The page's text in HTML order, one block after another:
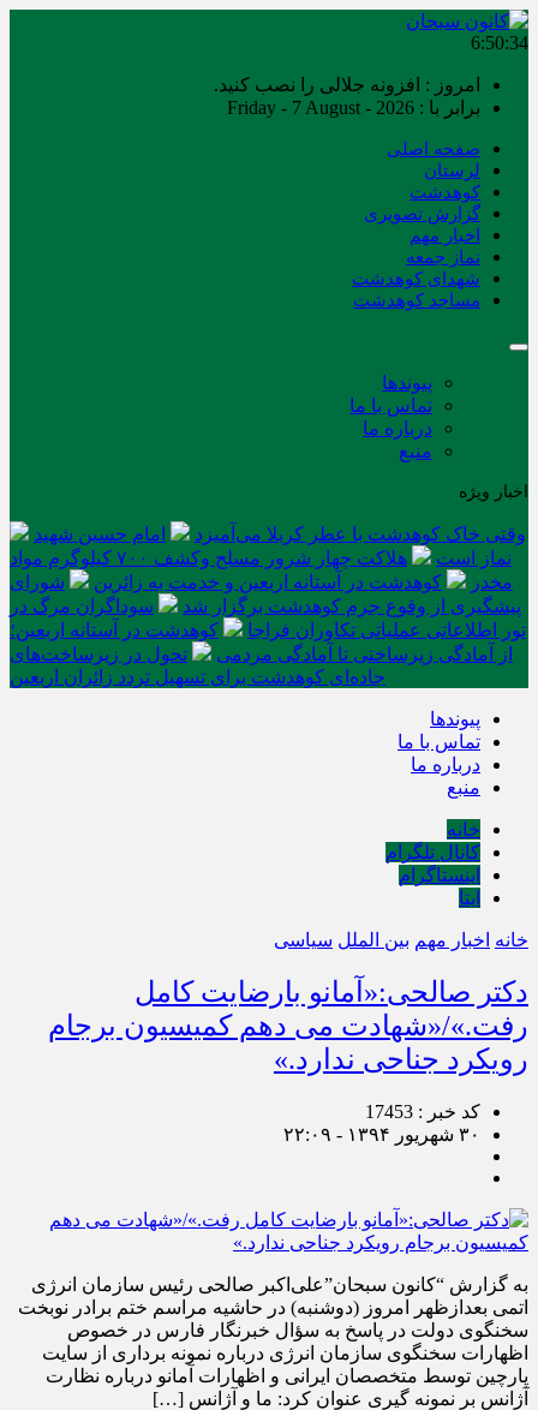
6:50:34
امروز : افزونه جلالی را نصب کنید.
برابر با : Friday - 7 August - 2026
صفحه اصلی
لرستان
کوهدشت
گزارش تصویری
اخبار مهم
نماز جمعه
شهدای کوهدشت
مساجد کوهدشت
پیوندها
تماس با ما
درباره ما
منبع
اخبار ویژه
وقتی خاک کوهدشت با عطر کربلا می‌آمیزد
امام حسین شهید
نماز است
هلاکت چهار شرور مسلح وکشف ۷۰۰ کیلوگرم مواد
مخدر
کوهدشت در آستانه اربعین و خدمت‌ به زائرین
شورای
پیشگیری از وقوع جرم کوهدشت برگزار شد
سوداگران مرگ در
تور اطلاعاتی عملیاتی تکاوران فراجا
کوهدشت در آستانه اربعین؛
از آمادگی زیرساختی تا آمادگی مردمی
تحول در زیرساخت‌های
جاده‌ای کوهدشت برای تسهیل تردد زائران اربعین
پیوندها
تماس با ما
درباره ما
منبع
خانه
کانال تلگرام
اینستاگرام
ایتا
خانه اخبار مهم بین الملل سیاسی
دکتر صالحی:«آمانو بارضایت کامل
رفت.»/«شهادت می دهم کمیسیون برجام
رویکرد جناحی ندارد.»
کد خبر : 17453
۳۰ شهریور ۱۳۹۴ - ۲۲:۰۹
به گزارش “کانون سبحان”علی‌اکبر صالحی رئیس سازمان انرژی
اتمی بعدازظهر امروز (دوشنبه) در حاشیه مراسم ختم برادر نوبخت
سخنگوی دولت در پاسخ به سؤال خبرنگار فارس در خصوص
اظهارات سخنگوی سازمان انرژی درباره نمونه برداری از سایت
پارچین توسط متخصصان ایرانی و اظهارات آمانو درباره نظارت
آژانس بر نمونه گیری عنوان کرد: ما و آژانس […]